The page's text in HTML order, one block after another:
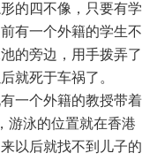
的四不像，只要有学
有一个外籍的学生不
的旁边，用手拨弄了
就死于车祸了。
一个外籍的教授带着
游泳的位置就在香港
以后就找不到儿子的